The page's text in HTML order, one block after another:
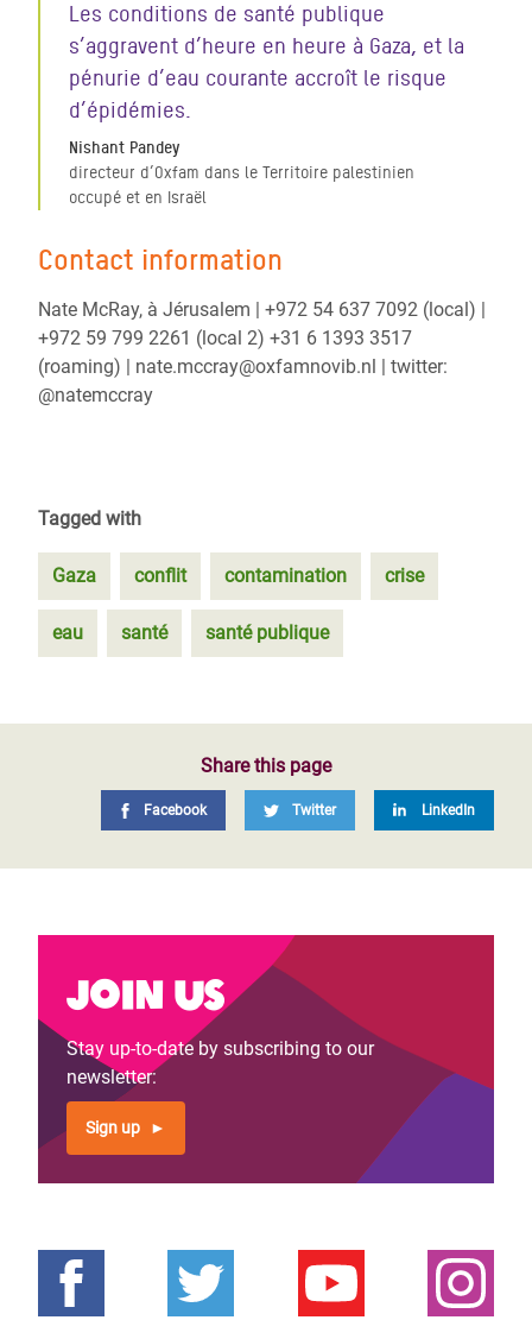
Les conditions de santé publique
s’aggravent d’heure en heure à Gaza, et la
pénurie d’eau courante accroît le risque
d’épidémies.
Nishant Pandey
directeur d’Oxfam dans le Territoire palestinien
occupé et en Israël
Contact information
Nate McRay, à Jérusalem | +972 54 637 7092 (local) |
+972 59 799 2261 (local 2) +31 6 1393 3517
(roaming) | nate.mccray@oxfamnovib.nl | twitter:
@natemccray
Tagged with
Gaza conflit contamination crise
eau santé santé publique
Share this page
Facebook Twitter LinkedIn
Join us
Stay up-to-date by subscribing to our
newsletter:
Sign up